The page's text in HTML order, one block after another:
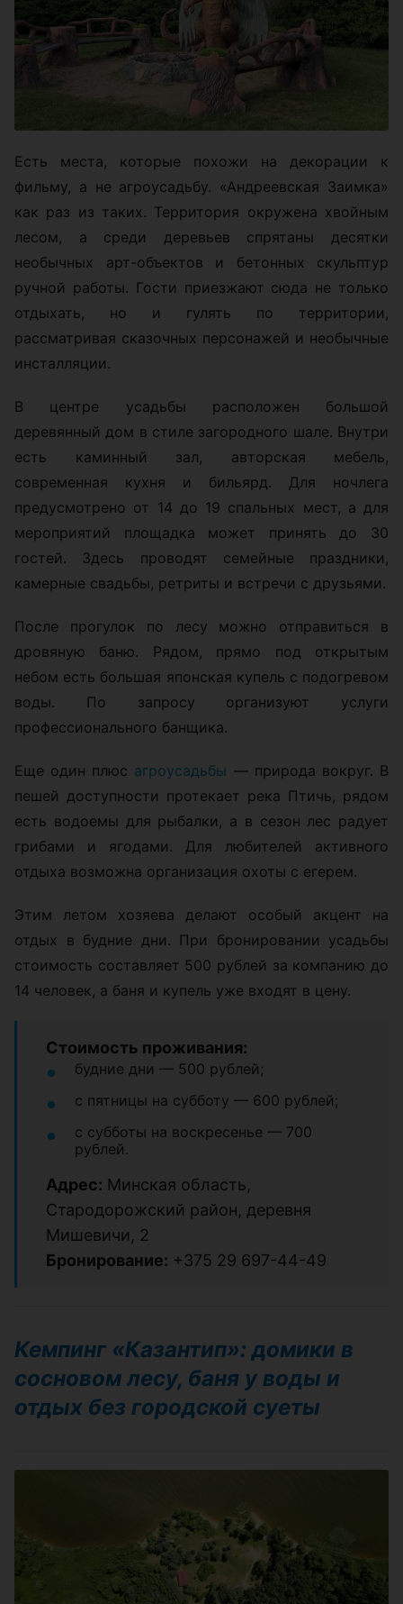
Есть места, которые похожи на декорации к
фильму, а не агроусадьбу. «Андреевская Заимка»
как раз из таких. Территория окружена хвойным
лесом, а среди деревьев спрятаны десятки
необычных арт-объектов и бетонных скульптур
ручной работы. Гости приезжают сюда не только
отдыхать, но и гулять по территории,
рассматривая сказочных персонажей и необычные
инсталляции.
В центре усадьбы расположен большой
деревянный дом в стиле загородного шале. Внутри
есть каминный зал, авторская мебель,
современная кухня и бильярд. Для ночлега
предусмотрено от 14 до 19 спальных мест, а для
мероприятий площадка может принять до 30
гостей. Здесь проводят семейные праздники,
камерные свадьбы, ретриты и встречи с друзьями.
После прогулок по лесу можно отправиться в
дровяную баню. Рядом, прямо под открытым
небом есть большая японская купель с подогревом
воды. По запросу организуют услуги
профессионального банщика.
Еще один плюс агроусадьбы — природа вокруг. В
пешей доступности протекает река Птичь, рядом
есть водоемы для рыбалки, а в сезон лес радует
грибами и ягодами. Для любителей активного
отдыха возможна организация охоты с егерем.
Этим летом хозяева делают особый акцент на
отдых в будние дни. При бронировании усадьбы
стоимость составляет 500 рублей за компанию до
14 человек, а баня и купель уже входят в цену.
Стоимость проживания:
будние дни — 500 рублей;
с пятницы на субботу — 600 рублей;
с субботы на воскресенье — 700
рублей.
Адрес: Минская область,
Стародорожский район, деревня
Мишевичи, 2
Бронирование: +375 29 697-44-49
Кемпинг «Казантип»: домики в
сосновом лесу, баня у воды и
отдых без городской суеты